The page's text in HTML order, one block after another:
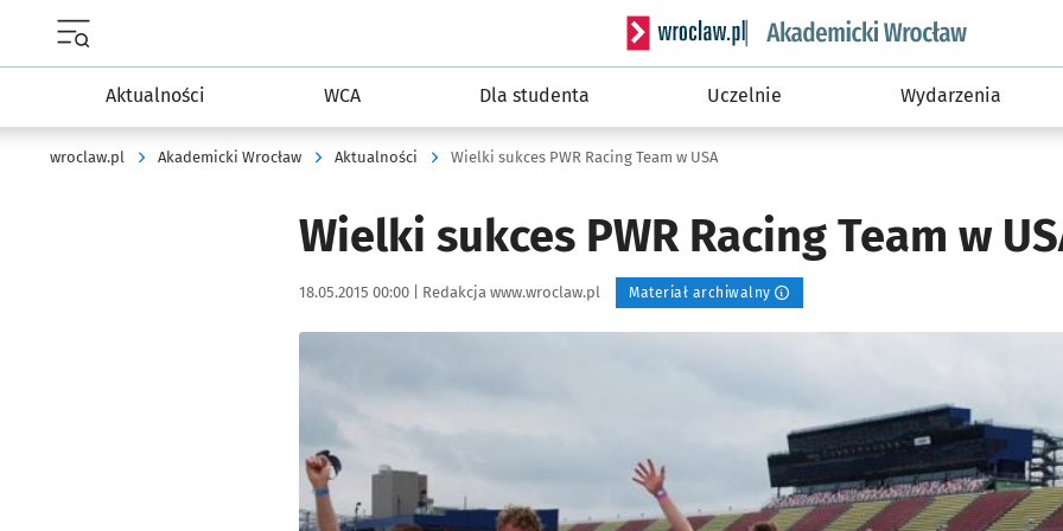
Menu główne portalu wroclaw.pl
Serwis informacyjny wroclaw.pl podserwis:
Aktualności WCA Dla studenta Uczelnie Wydarzenia
wroclaw.pl Akademicki Wrocław Aktualności Wielki sukces PWR Racing Team w USA
Wielki sukces PWR Racing Team w
Data publikacji:
18.05.2015 00:00 | Autor:
Redakcja www.wroclaw.pl Materiał archiwalny